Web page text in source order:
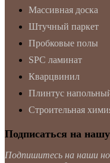
Массивная доска
Штучный паркет
Пробковые полы
SPC ламинат
Кварцвинил
Плинтус
Строительная
Подписаться на
Подпишитесь на наши